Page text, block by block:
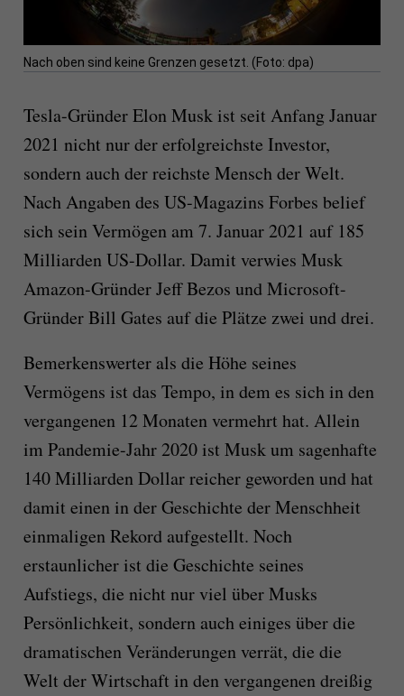
Nach oben sind keine Grenzen gesetzt. (Foto: dpa)
Tesla-Gründer Elon Musk ist seit Anfang Januar
2021 nicht nur der erfolgreichste Investor,
sondern auch der reichste Mensch der Welt.
Nach Angaben des US-Magazins Forbes belief
sich sein Vermögen am 7. Januar 2021 auf 185
Milliarden US-Dollar. Damit verwies Musk
Amazon-Gründer Jeff Bezos und Microsoft-
Gründer Bill Gates auf die Plätze zwei und drei.
Bemerkenswerter als die Höhe seines
Vermögens ist das Tempo, in dem es sich in den
vergangenen 12 Monaten vermehrt hat. Allein
im Pandemie-Jahr 2020 ist Musk um sagenhafte
140 Milliarden Dollar reicher geworden und hat
damit einen in der Geschichte der Menschheit
einmaligen Rekord aufgestellt. Noch
erstaunlicher ist die Geschichte seines
Aufstiegs, die nicht nur viel über Musks
Persönlichkeit, sondern auch einiges über die
dramatischen Veränderungen verrät, die die
Welt der Wirtschaft in den vergangenen dreißig